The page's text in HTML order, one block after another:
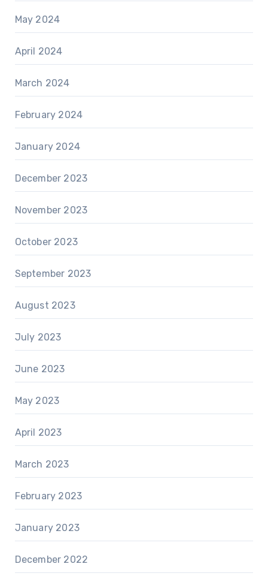
May 2024
April 2024
March 2024
February 2024
January 2024
December 2023
November 2023
October 2023
September 2023
August 2023
July 2023
June 2023
May 2023
April 2023
March 2023
February 2023
January 2023
December 2022